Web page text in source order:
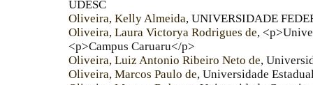
UDESC
Oliveira, Kelly Almeida, UNIVERSIDADE
Oliveira, Laura Victorya Rodrigues de,
<p>Campus Caruaru</p>
Oliveira, Luiz Antonio Ribeiro Neto de,
Oliveira, Marcos Paulo de, Universidade